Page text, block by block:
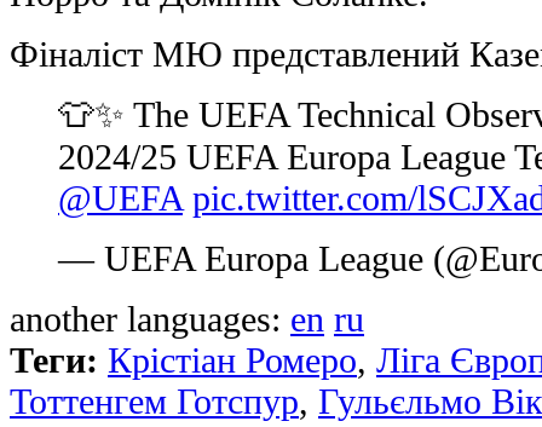
Фіналіст МЮ представлений
👕✨ The UEFA Technical
2024/25 UEFA Europa League
@UEFA pic.twitter.com/
— UEFA Europa League
another languages: en ru
Теги: Крістіан Ромеро, Ліга
Тоттенгем Готспур, Гульєльмо